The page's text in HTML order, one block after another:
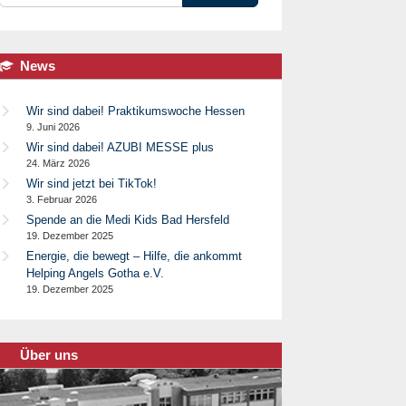
News
Wir sind dabei! Praktikumswoche Hessen
9. Juni 2026
Wir sind dabei! AZUBI MESSE plus
24. März 2026
Wir sind jetzt bei TikTok!
3. Februar 2026
Spende an die Medi Kids Bad Hersfeld
19. Dezember 2025
Energie, die bewegt – Hilfe, die ankommt
Helping Angels Gotha e.V.
19. Dezember 2025
Über uns